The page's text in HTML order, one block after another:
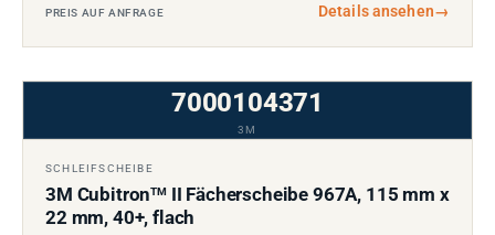
PREIS AUF ANFRAGE Details ansehen→
7000104371
3M
SCHLEIFSCHEIBE
3M CubitronTMII Fächerscheibe 967A, 115 mm x
22 mm, 40+, flach